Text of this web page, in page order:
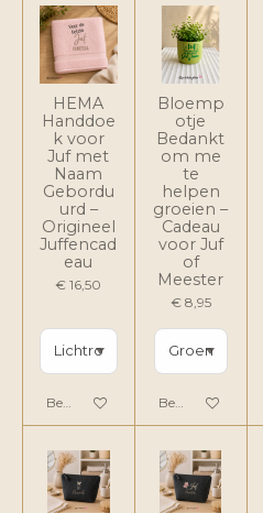
HEMA
Handdoe
k voor
Juf met
Naam
Gebordu
urd –
Origineel
Juffencad
eau
€ 16,50
Bekijk details
Bloemp
otje
Bedankt
om me
te
helpen
groeien –
Cadeau
voor Juf
of
Meester
€ 8,95
Bekijk details